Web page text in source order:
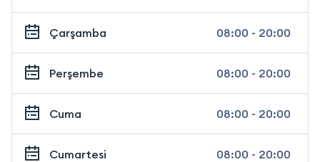
Çarşamba 08:00 - 20:00
Perşembe 08:00 - 20:00
Cuma 08:00 - 20:00
Cumartesi 08:00 - 20:00